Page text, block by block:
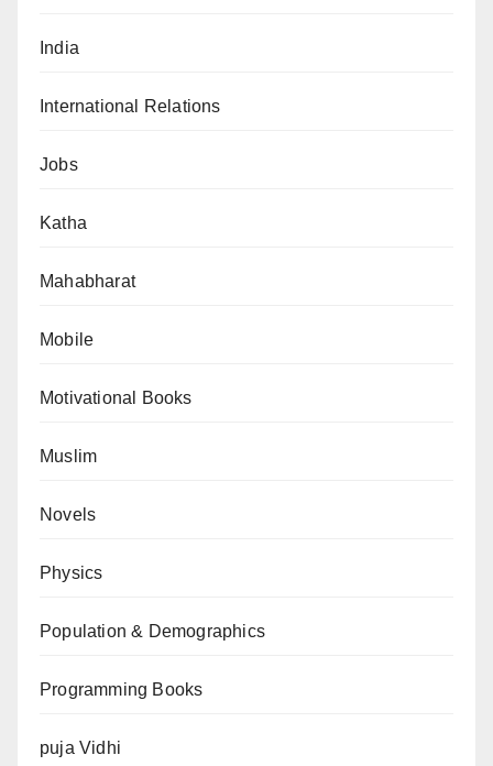
India
International Relations
Jobs
Katha
Mahabharat
Mobile
Motivational Books
Muslim
Novels
Physics
Population & Demographics
Programming Books
puja Vidhi